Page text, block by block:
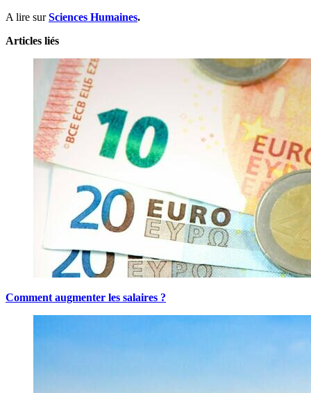
A lire surSciences Humaines.
Articles liés
Comment augmenter les salaires ?